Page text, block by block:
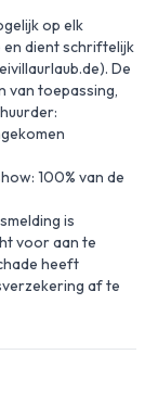
op elk
en dient schriftelijk
De
van toepassing,
100% van de
is
voor aan te
heeft
af te